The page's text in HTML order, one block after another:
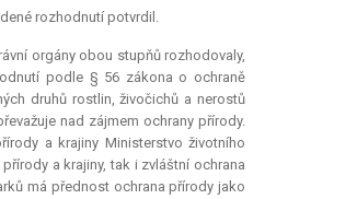
rozhodnutí potvrdil.
orgány obou stupňů rozhodovaly,
podle § 56 zákona o ochraně
druhů rostlin, živočichů a nerostů
nad zájmem ochrany přírody.
a krajiny Ministerstvo životního
a krajiny, tak i zvláštní ochrana
má přednost ochrana přírody jako